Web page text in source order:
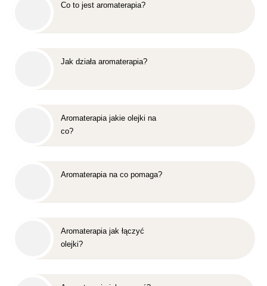
Co to jest aromaterapia?
Jak działa aromaterapia?
Aromaterapia jakie olejki na
co?
Aromaterapia na co pomaga?
Aromaterapia jak łączyć
olejki?